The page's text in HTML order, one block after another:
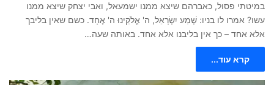
במיטתי פסול, כאברהם שיצא ממנו ישמעאל, ואבי יצחק שיצא ממנו
עשו? אמרו לו בניו: שְׁמַע יִשְׂרָאֵל, ה' אֱלֹקֵינוּ ה' אֶחָד. כשם שאין בליבך
אלא אחד – כך אין בליבנו אלא אחד. באותה שעה…
קרא עוד...